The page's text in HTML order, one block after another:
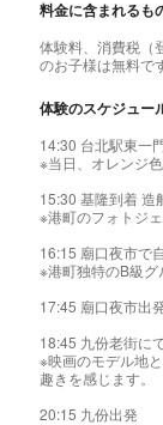
料金に含まれるも
体験料、消費税
のお子様は無料で
体験のスケジュー
14:30 台北駅東一
※当日、オレンジ
15:30 基隆到着 造
※港町のフォトジ
16:15 廟口夜市で
※港町独特のB級グ
17:45 廟口夜市出
18:45 九份老街に
※映画のモデル地
趣きを感じます。
20:15 九份出発